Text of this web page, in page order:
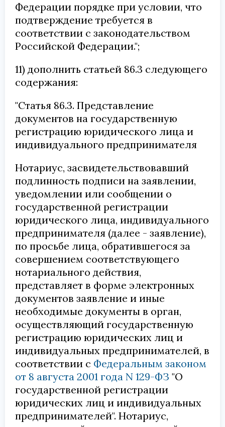
Федерации порядке при условии, что
подтверждение требуется в
соответствии с законодательством
Российской Федерации.";
11) дополнить статьей 86.3 следующего
содержания:
"Статья 86.3. Представление
документов на государственную
регистрацию юридического лица и
индивидуального предпринимателя
Нотариус, засвидетельствовавший
подлинность подписи на заявлении,
уведомлении или сообщении о
государственной регистрации
юридического лица, индивидуального
предпринимателя (далее - заявление),
по просьбе лица, обратившегося за
совершением соответствующего
нотариального действия,
представляет в форме электронных
документов заявление и иные
необходимые документы в орган,
осуществляющий государственную
регистрацию юридических лиц и
индивидуальных предпринимателей, в
соответствии с Федеральным законом
от 8 августа 2001 года N 129-ФЗ "О
государственной регистрации
юридических лиц и индивидуальных
предпринимателей". Нотариус,